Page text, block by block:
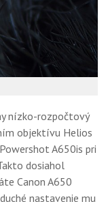
nízko-rozpočtový
objektívu Helios
A650is pri
dosiahol
Canon A650
nastavenie mu